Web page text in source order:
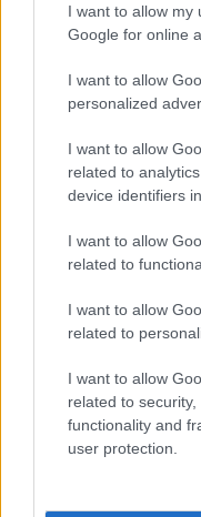
I want to allow my
Google for online
I want to allow
personalized
I want to allow
related to
device identifiers
I want to allow
related to
I want to allow
related to
I want to allow
related to
functionality and
user protection.